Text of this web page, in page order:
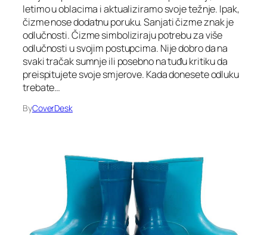
letimo u oblacima i aktualiziramo svoje težnje. Ipak,
čizme nose dodatnu poruku. Sanjati čizme znak je
odlučnosti. Čizme simboliziraju potrebu za više
odlučnosti u svojim postupcima. Nije dobro da na
svaki tračak sumnje ili posebno na tuđu kritiku da
preispitujete svoje smjerove. Kada donesete odluku
trebate…
ByCoverDesk